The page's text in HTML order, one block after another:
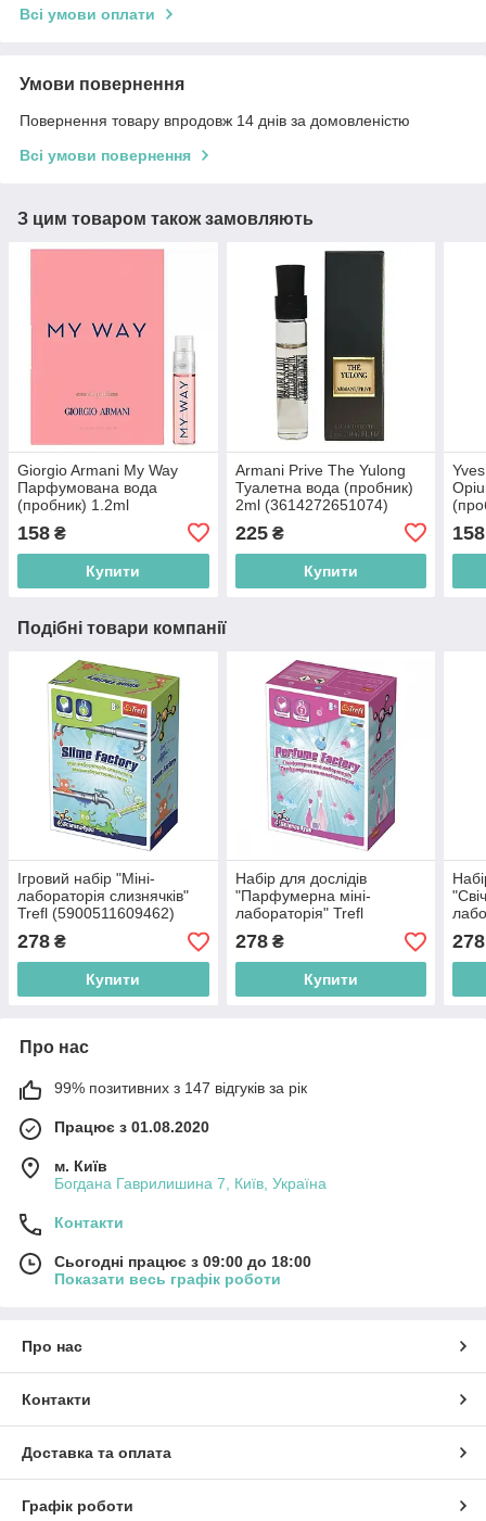
Всі умови оплати
Умови повернення
Повернення товару впродовж 14 днів за домовленістю
Всі умови повернення
З цим товаром також замовляють
Giorgio Armani My Way
Парфумована вода
(пробник) 1.2ml
158 ₴
Купити
Armani Prive The Yulong
Туалетна вода (пробник)
2ml (3614272651074)
225₴
Купити
158
Подібні товари компанії
Ігровий набір "Міні-
лабораторія слизнячків"
Trefl (5900511609462)
278 ₴
Купити
Набір для дослідів
"Парфумерна міні-
лабораторія" Trefl
Science4you
(5900511609455)
278₴
Купити
278
Про нас
99% позитивних з 147 відгуків за рік
Працює з 01.08.2020
м. Київ
Богдана Гаврилишина 7, Київ, Україна
Контакти
Сьогодні працює з 09:00 до 18:00
Показати весь графік роботи
Про нас
Контакти
Доставка та оплата
Графік роботи